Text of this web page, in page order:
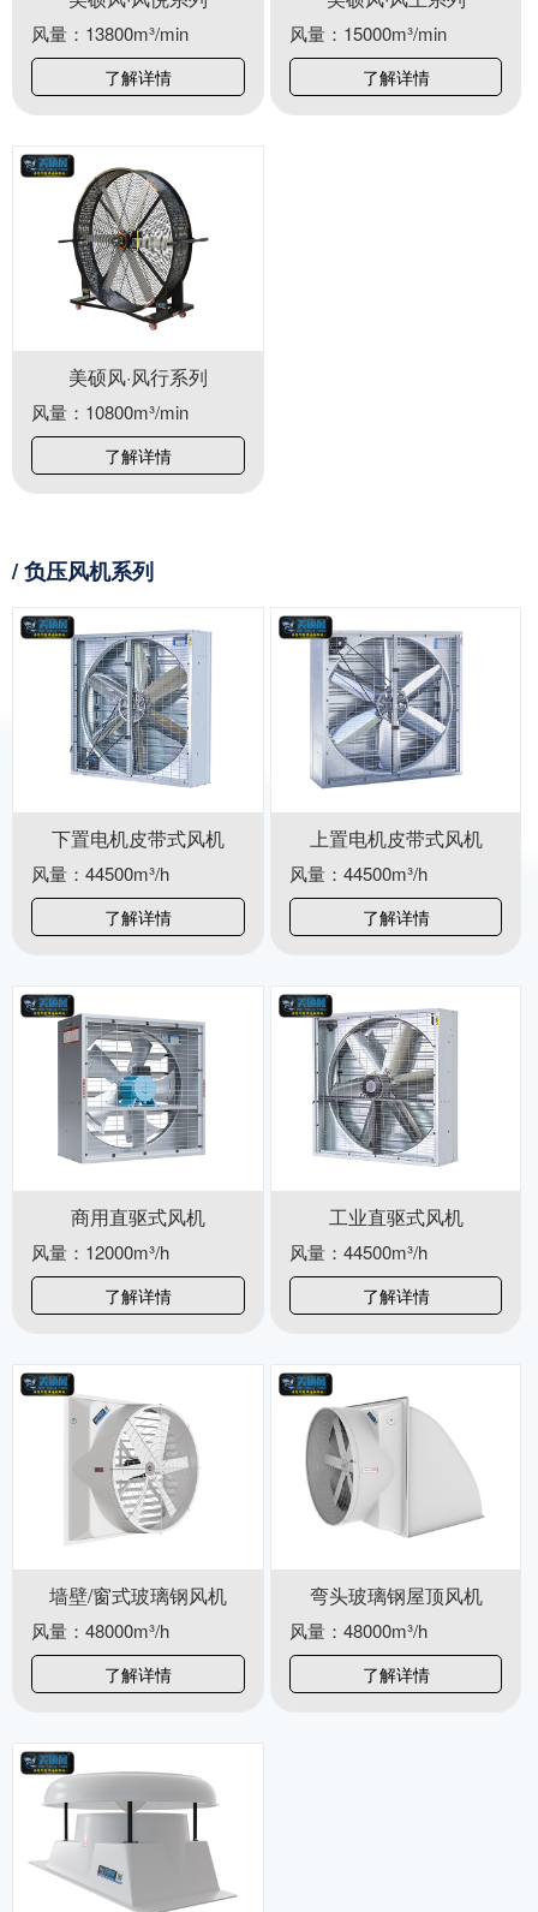
风量：13800m³/min
了解详情
风量：15000m³/min
了解详情
美硕风·风行系列
风量：10800m³/min
了解详情
/ 负压风机系列
下置电机皮带式风机
风量：44500m³/h
了解详情
上置电机皮带式风机
风量：44500m³/h
了解详情
商用直驱式风机
风量：12000m³/h
了解详情
工业直驱式风机
风量：44500m³/h
了解详情
墙壁/窗式玻璃钢风机
风量：48000m³/h
了解详情
弯头玻璃钢屋顶风机
风量：48000m³/h
了解详情